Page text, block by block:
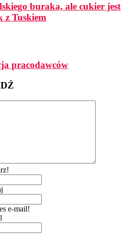
buraka, ale cukier jest
z Tuskiem
pracodawców
e-mail!